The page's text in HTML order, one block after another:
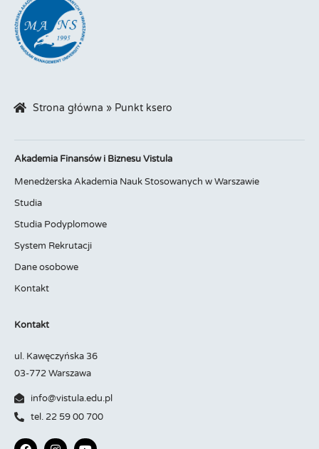
Strona główna » Punkt ksero
Akademia Finansów i Biznesu Vistula
Menedżerska Akademia Nauk Stosowanych w Warszawie
Studia
Studia Podyplomowe
System Rekrutacji
Dane osobowe
Kontakt
Kontakt
ul. Kawęczyńska 36
03-772 Warszawa
info@vistula.edu.pl
tel. 22 59 00 700